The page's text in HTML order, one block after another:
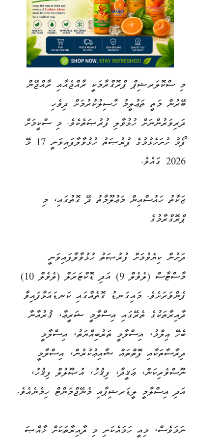
މި ސްކޮލަރޝިޕް ޕްރޮގްރާމަކީ ރާއްޖެއާއި ރާއްޖޭން
ބޭރުން މަތީ ތަޢުލީމު ހާސިލުކުރުމަށް ދިވެހި
ދަރިވަރުންނަށް ހުޅުވާލި ފުރުޞަތެކެވެ. މި ސްކީމަށް
ފޯމު ހުށަހެޅުމުގެ ފުރުޞަތު ހުޅުވާލާފައިވަނީ 17 މޭ
2026 ގައެވެ.
ޒަކާތު ހައުސްއިން މަޢުލޫމާތު ދޭ ގޮތުގައި، މި
ޕްރޮގްރާމުގެ
ދަށުން ކިޔެވުމަށް ފުރުޞަތު ހުޅުވާލާފައިވަނީ
މާސްޓާސް (ލެވެލް 9) އަދި ޑޮކްޓަރަލް (ލެވެލް 10)
ފެންވަރަށެވެ. މައިގަނޑު ގޮތެއްގައި ކަނޑައަޅާފައިވާ
ދާއިރާތަކުގެ ތެރޭގައި އިސްލާމީ ޝަރީޢާ، ޤުރުއާނާ
ބެހޭ ޢިލްމު، އިސްލާމީ ތަރުބިއްޔަތު، އިސްލާމީ
ދިރާސާތަކާއި ފޮތްތައް ޝާއިޢުކުރުން، އިސްލާމީ
ނޫސްވެރިކަން، ޢަޤީދާ، ފިޤުހު، އުޞޫލުލް ފިޤުހު،
އަދި އިސްލާމީ ލީޑަރޝިޕާއި މެނޭޖްމަންޓް ހިމެނެއެވެ.
ނަމަވެސް، މިއީ ހަމައެކަނި މި ދާއިރާތަކަށް ޚާއްޞަ